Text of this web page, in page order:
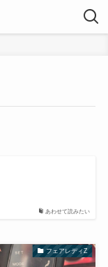
あわせて読みたい
フェアレディZ